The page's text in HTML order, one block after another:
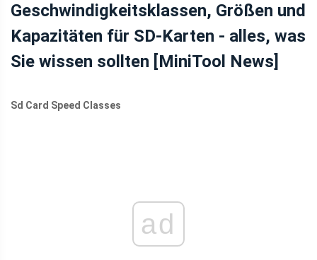
Geschwindigkeitsklassen, Größen und
Kapazitäten für SD-Karten - alles, was
Sie wissen sollten [MiniTool News]
Sd Card Speed Classes
ad